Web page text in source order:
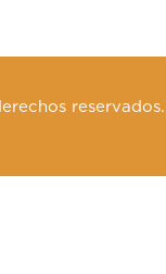
reservados.